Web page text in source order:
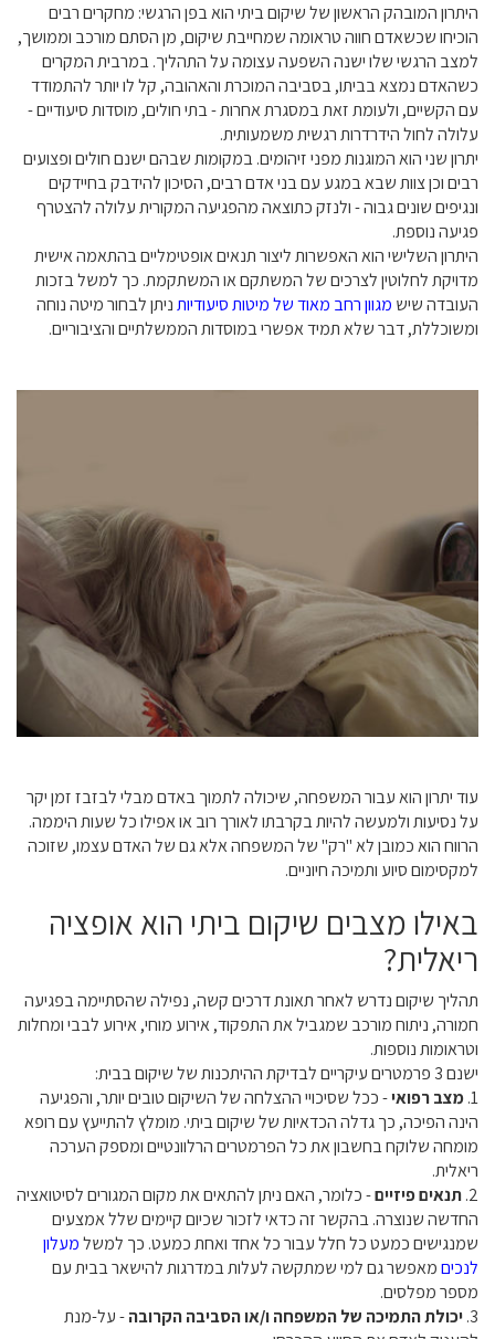
היתרון המובהק הראשון של שיקום ביתי הוא בפן הרגשי: מחקרים רבים
הוכיחו שכשאדם חווה טראומה שמחייבת שיקום, מן הסתם מורכב וממושך,
למצב הרגשי שלו ישנה השפעה עצומה על התהליך. במרבית המקרים
כשהאדם נמצא בביתו, בסביבה המוכרת והאהובה, קל לו יותר להתמודד
עם הקשיים, ולעומת זאת במסגרת אחרות - בתי חולים, מוסדות סיעודיים -
עלולה לחול הידרדרות רגשית משמעותית.
יתרון שני הוא המוגנות מפני זיהומים. במקומות שבהם ישנם חולים ופצועים
רבים וכן צוות שבא במגע עם בני אדם רבים, הסיכון להידבק בחיידקים
ונגיפים שונים גבוה - ולנזק כתוצאה מהפגיעה המקורית עלולה להצטרף
פגיעה נוספת.
היתרון השלישי הוא האפשרות ליצור תנאים אופטימליים בהתאמה אישית
מדויקת לחלוטין לצרכים של המשתקם או המשתקמת. כך למשל בזכות
העובדה שיש מגוון רחב מאוד של מיטות סיעודיותניתן לבחור מיטה נוחה
ומשוכללת, דבר שלא תמיד אפשרי במוסדות הממשלתיים והציבוריים.
עוד יתרון הוא עבור המשפחה, שיכולה לתמוך באדם מבלי לבזבז זמן יקר
על נסיעות ולמעשה להיות בקרבתו לאורך רוב או אפילו כל שעות היממה.
הרווח הוא כמובן לא "רק" של המשפחה אלא גם של האדם עצמו, שזוכה
למקסימום סיוע ותמיכה חיוניים.
באילו מצבים שיקום ביתי הוא אופציה
ריאלית?
תהליך שיקום נדרש לאחר תאונת דרכים קשה, נפילה שהסתיימה בפגיעה
חמורה, ניתוח מורכב שמגביל את התפקוד, אירוע מוחי, אירוע לבבי ומחלות
וטראומות נוספות.
ישנם 3 פרמטרים עיקריים לבדיקת ההיתכנות של שיקום בבית:
1. מצב רפואי- ככל שסיכויי ההצלחה של השיקום טובים יותר, והפגיעה
הינה הפיכה, כך גדלה הכדאיות של שיקום ביתי. מומלץ להתייעץ עם רופא
מומחה שלוקח בחשבון את כל הפרמטרים הרלוונטיים ומספק הערכה
ריאלית.
2. תנאים פיזיים- כלומר, האם ניתן להתאים את מקום המגורים לסיטואציה
החדשה שנוצרה. בהקשר זה כדאי לזכור שכיום קיימים שלל אמצעים
שמנגישים כמעט כל חלל עבור כל אחד ואחת כמעט. כך למשלמעלון
לנכיםמאפשר גם למי שמתקשה לעלות במדרגות להישאר בבית עם
מספר מפלסים.
3. יכולת התמיכה של המשפחה ו/או הסביבה הקרובה- על-מנת